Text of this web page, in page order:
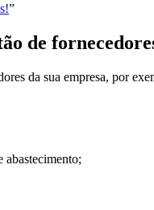
”
de
da sua empresa, por
abastecimento;